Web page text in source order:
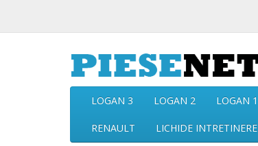
LOGAN 3 LOGAN 2 LOGAN 1
RENAULT LICHIDE INTRETINERE